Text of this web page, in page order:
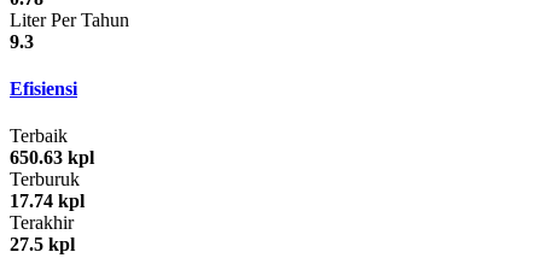
Liter Per Tahun
9.3
Efisiensi
Terbaik
650.63 kpl
Terburuk
17.74 kpl
Terakhir
27.5 kpl